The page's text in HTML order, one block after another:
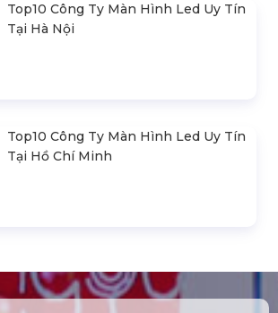
Top10 Công Ty Màn Hình Led Uy Tín
Tại Hà Nội
Top10 Công Ty Màn Hình Led Uy Tín
Tại Hồ Chí Minh